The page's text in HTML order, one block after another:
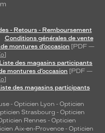
- Retours - Remboursement
Conditions générales de vente
montures d’occasion [PDF —
]
des magasins participants
montures d’occasion [PDF —
]
des magasins participants
- Opticien Lyon - Opticien
Strasbourg - Opticien
Rennes - Opticien
Aix-en-Provence - Opticien